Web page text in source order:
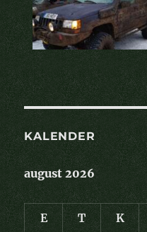
KALENDER
august 2026
E T K